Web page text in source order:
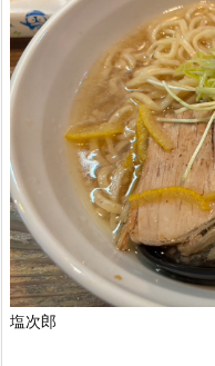
塩次郎